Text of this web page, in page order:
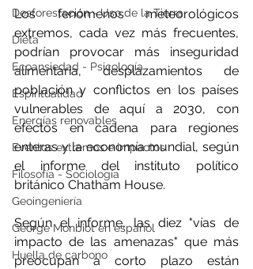
Desforestación - Uso de la Tierra
Dieta
Ecoansiedad - Psicología
Espiritualidad
Energías renovables
Eventos extremos e impactos
Filosofía - Sociología
Geoingeniería
George Monbiot en español
Huella de carbono
Los fenómenos meteorológicos
extremos, cada vez más frecuentes,
podrían provocar más inseguridad
alimentaria, desplazamientos de
población y conflictos en los países
vulnerables de aquí a 2030, con
efectos en cadena para regiones
enteras y la economía mundial, según
el informe del instituto político
británico Chatham House.
Según el informe, las diez "vías de
impacto de las amenazas" que más
preocupan a corto plazo están